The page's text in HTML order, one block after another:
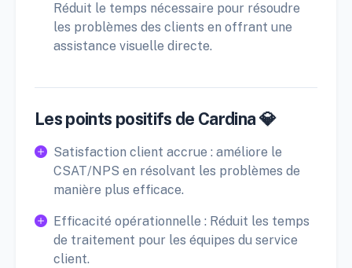
Réduit le temps nécessaire pour résoudre
les problèmes des clients en offrant une
assistance visuelle directe.
Les points positifs de Cardina 💎
Satisfaction client accrue : améliore le
CSAT/NPS en résolvant les problèmes de
manière plus efficace.
Efficacité opérationnelle : Réduit les temps
de traitement pour les équipes du service
client.